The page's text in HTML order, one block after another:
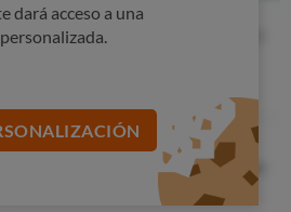
dará acceso a una